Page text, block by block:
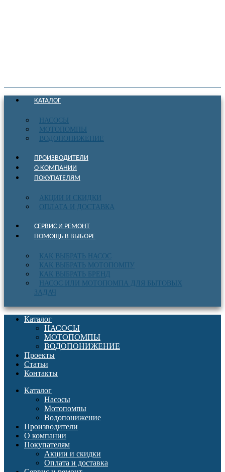
КАТАЛОГ
НАСОСЫ
МОТОПОМПЫ
ВОДОПОНИЖЕНИЕ
ПРОИЗВОДИТЕЛИ
О КОМПАНИИ
ПОКУПАТЕЛЯМ
АКЦИИ И СКИДКИ
ОПЛАТА И ДОСТАВКА
СЕРВИС И РЕМОНТ
ПОМОЩЬ В ВЫБОРЕ
КАК ВЫБРАТЬ НАСОС
КАК ВЫБРАТЬ МОТОПОМПУ
КАК ВЫБРАТЬ БРЕНД
НАСОС ИЛИ МОТОПОМПА ДЛЯ БЫТОВЫХ
ЗАДАЧ
Каталог
НАСОСЫ
МОТОПОМПЫ
ВОДОПОНИЖЕНИЕ
Проекты
Статьи
Контакты
Каталог
Насосы
Мотопомпы
Водопонижение
Производители
О компании
Покупателям
Акции и скидки
Оплата и доставка